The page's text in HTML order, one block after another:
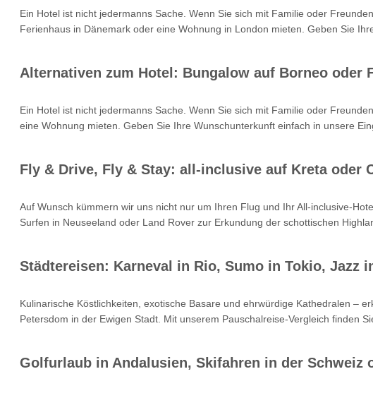
Ein Hotel ist nicht jedermanns Sache. Wenn Sie sich mit Familie oder
Ferienhaus in Dänemark oder eine Wohnung in London mieten. Geben Sie
Alternativen zum Hotel: Bungalow auf Borneo oder
Ein Hotel ist nicht jedermanns Sache. Wenn Sie sich mit Familie oder
eine Wohnung mieten. Geben Sie Ihre Wunschunterkunft einfach in unsere
Fly & Drive, Fly & Stay: all-inclusive auf Kreta oder
Auf Wunsch kümmern wir uns nicht nur um Ihren Flug und Ihr All-inclusive-
Surfen in Neuseeland oder Land Rover zur Erkundung der schottischen
Städtereisen: Karneval in Rio, Sumo in Tokio, Jazz
Kulinarische Köstlichkeiten, exotische Basare und ehrwürdige Kathedralen –
Petersdom in der Ewigen Stadt. Mit unserem Pauschalreise-Vergleich finden
Golfurlaub in Andalusien, Skifahren in der Schweiz